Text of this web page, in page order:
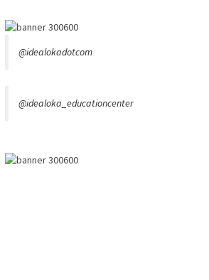
@idealokadotcom
@idealoka_educationcenter